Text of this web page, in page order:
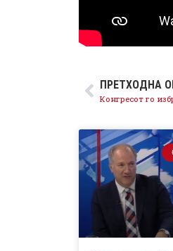
ПРЕТХОДНА